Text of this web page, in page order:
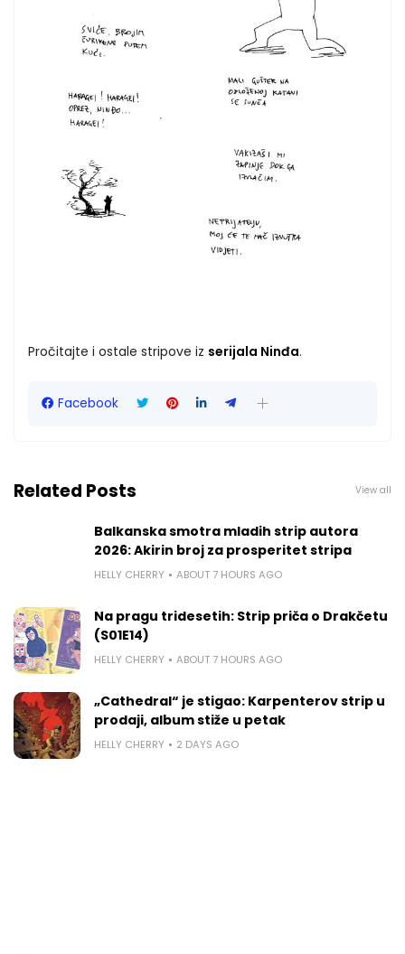
Pročitajte i ostale stripove iz serijala Ninđa.
Facebook
Related Posts View all
Balkanska smotra mladih strip autora
2026: Akirin broj za prosperitet stripa
HELLY CHERRY ABOUT 7 HOURS AGO
Na pragu tridesetih: Strip priča o Drakčetu
(S01E14)
HELLY CHERRY ABOUT 7 HOURS AGO
„Cathedral“ je stigao: Karpenterov strip u
prodaji, album stiže u petak
HELLY CHERRY 2 DAYS AGO